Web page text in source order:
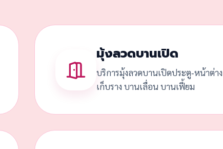
มุ้งลวดบานเปิด
บริการมุ้งลวดบานเปิดประตู-หน้าต่า
เก็บราง บานเลื่อน บานเฟี้ยม